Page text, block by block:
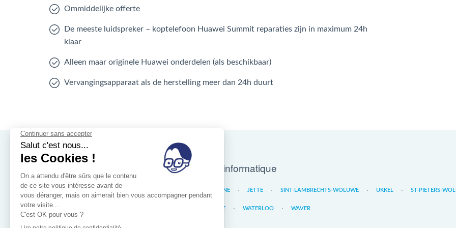
Ommiddelijke offerte
De meeste luidspreker – koptelefoon Huawei Summit reparaties zijn in maximum 24h
klaar
Alleen maar originele Huawei onderdelen (als beschikbaar)
Vervangingsapparaat als de herstelling meer dan 24h duurt
Nos magasins d'informatique
ELSENE JETTE SINT-LAMBRECHTS-WOLUWE UKKEL ST-PIETERS-
LIÈGE WATERLOO WAVER